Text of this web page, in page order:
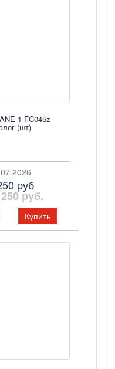
1 FC045z
(шт)
pуб
250 руб.
Купить